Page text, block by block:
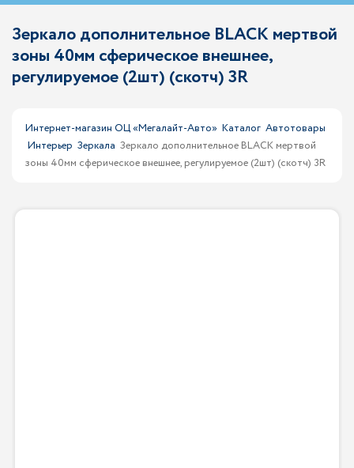
Зеркало дополнительное BLACK мертвой
зоны 40мм сферическое внешнее,
регулируемое (2шт) (скотч) 3R
Интернет-магазин ОЦ «Мегалайт-Авто» Каталог Автотовары
Интерьер Зеркала Зеркало дополнительное BLACK мертвой
зоны 40мм сферическое внешнее, регулируемое (2шт) (скотч) 3R